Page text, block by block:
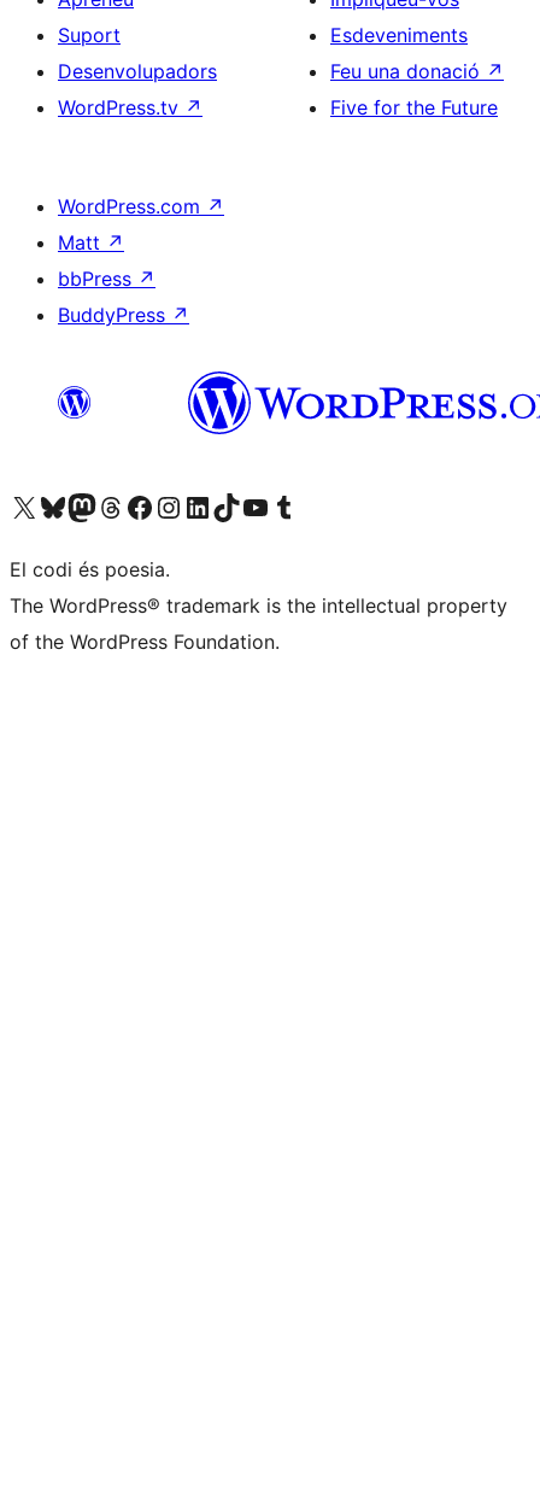
Suport
Desenvolupadors
WordPress.tv ↗
Esdeveniments
Feu una donació ↗
Five for the Future
WordPress.com ↗
Matt ↗
bbPress ↗
BuddyPress ↗
Visiteu el nostre compte X (abans Twitter)
Visiteu el nostre compte de Bluesky
Visiteu el nostre compte al Mastodon
Visiteu el nostre compte de Threads
Visiteu la nostra pàgina al Facebook
Visiteu el nostre compte d'Instagram
Visiteu el nostre compte de LinkedIn
Visiteu el nostre compte de TikTok
Visiteu el nostre canal al YouTube
Visiteu el nostre compte de Tumblr
El codi és poesia.
The WordPress® trademark is the intellectual property
of the WordPress Foundation.